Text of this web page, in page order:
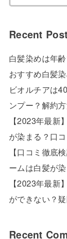
Recent
白髪染めは年
おすすめ白髪
ビオルチアは
ンプー？解約
【2023年最新
が染まる？口
【口コミ徹底
ームは白髪が
【2023年最新
ができない？
Recent